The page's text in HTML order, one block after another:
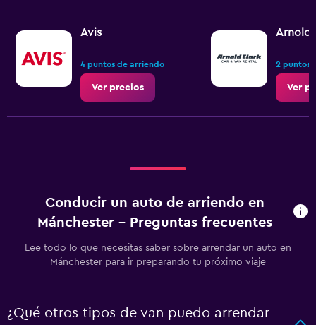
Avis
4 puntos de arriendo
Ver precios
Arnold
2 puntos
Ver
Conducir un auto de arriendo en
Mánchester - Preguntas frecuentes
Lee todo lo que necesitas saber sobre arrendar un auto en
Mánchester para ir preparando tu próximo viaje
¿Qué otros tipos de van puedo arrendar